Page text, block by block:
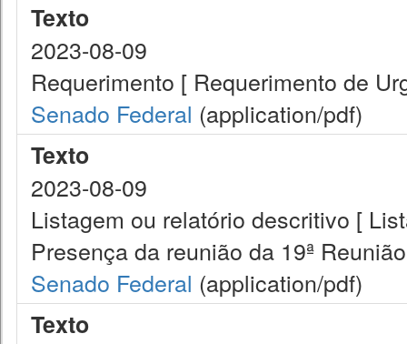
Texto
2023-08-09
Requerimento [ Requerimento de
Senado Federal (application/pdf)
Texto
2023-08-09
Listagem ou relatório descritivo [
Presença da reunião da 19ª
Senado Federal (application/pdf)
Texto